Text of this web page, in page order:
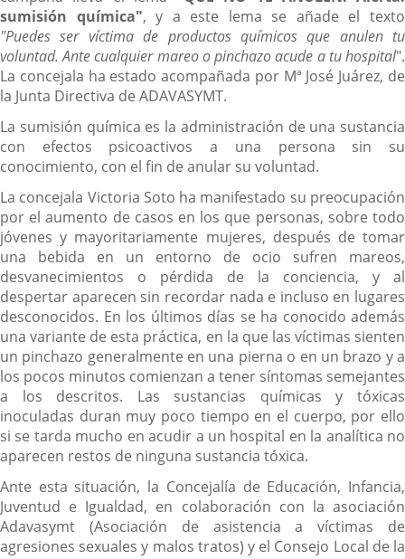
sumisión química", y a este lema se añade el texto
"Puedes ser víctima de productos químicos que anulen tu
voluntad. Ante cualquier mareo o pinchazo acude a tu hospital".
La concejala ha estado acompañada por Mª José Juárez, de
la Junta Directiva de ADAVASYMT.
La sumisión química es la administración de una sustancia
con efectos psicoactivos a una persona sin su
conocimiento, con el fin de anular su voluntad.
La concejala Victoria Soto ha manifestado su preocupación
por el aumento de casos en los que personas, sobre todo
jóvenes y mayoritariamente mujeres, después de tomar
una bebida en un entorno de ocio sufren mareos,
desvanecimientos o pérdida de la conciencia, y al
despertar aparecen sin recordar nada e incluso en lugares
desconocidos. En los últimos días se ha conocido además
una variante de esta práctica, en la que las víctimas sienten
un pinchazo generalmente en una pierna o en un brazo y a
los pocos minutos comienzan a tener síntomas semejantes
a los descritos. Las sustancias químicas y tóxicas
inoculadas duran muy poco tiempo en el cuerpo, por ello
si se tarda mucho en acudir a un hospital en la analítica no
aparecen restos de ninguna sustancia tóxica.
Ante esta situación, la Concejalía de Educación, Infancia,
Juventud e Igualdad, en colaboración con la asociación
Adavasymt (Asociación de asistencia a víctimas de
agresiones sexuales y malos tratos) y el Consejo Local de la